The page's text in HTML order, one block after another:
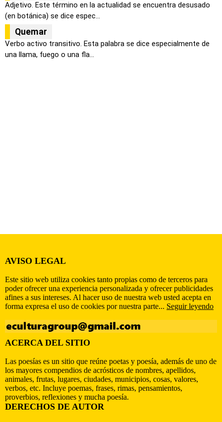
Adjetivo. Este término en la actualidad se encuentra desusado
(en botánica) se dice espec...
Quemar
Verbo activo transitivo. Esta palabra se dice especialmente de
una llama, fuego o una fla...
AVISO LEGAL
Este sitio web utiliza cookies tanto propias como de terceros para
poder ofrecer una experiencia personalizada y ofrecer publicidades
afines a sus intereses. Al hacer uso de nuestra web usted acepta en
forma expresa el uso de cookies por nuestra parte... Seguir leyendo
ACERCA DEL SITIO
Las poesías es un sitio que reúne poetas y poesía, además de uno de
los mayores compendios de acrósticos de nombres, apellidos,
animales, frutas, lugares, ciudades, municipios, cosas, valores,
verbos, etc. Incluye poemas, frases, rimas, pensamientos,
proverbios, reflexiones y mucha poesía.
DERECHOS DE AUTOR